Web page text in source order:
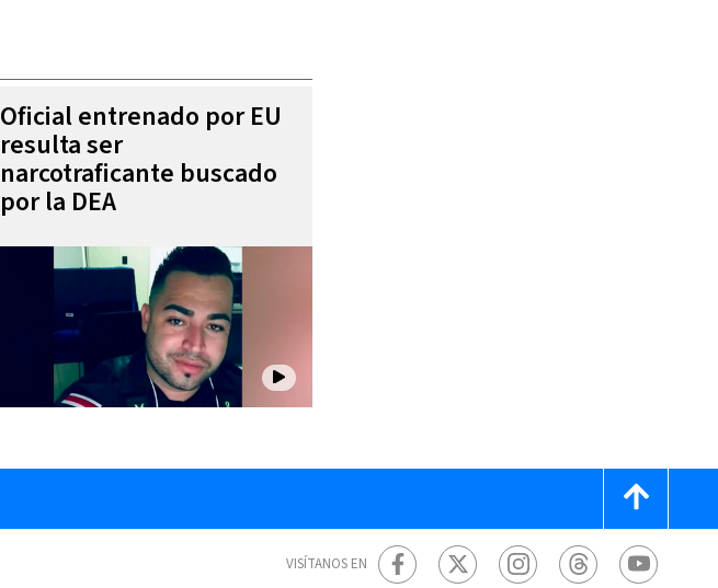
Oficial entrenado por EU
resulta ser
narcotraficante buscado
por la DEA
VISÍTANOS EN